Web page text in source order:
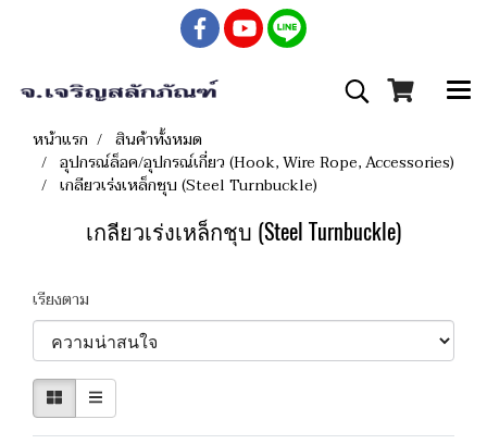
หน้าแรก
สินค้าทั้งหมด
อุปกรณ์ล็อค/อุปกรณ์เกี่ยว (Hook, Wire Rope, Accessories)
เกลียวเร่งเหล็กชุบ (Steel Turnbuckle)
เกลียวเร่งเหล็กชุบ (Steel Turnbuckle)
เรียงตาม